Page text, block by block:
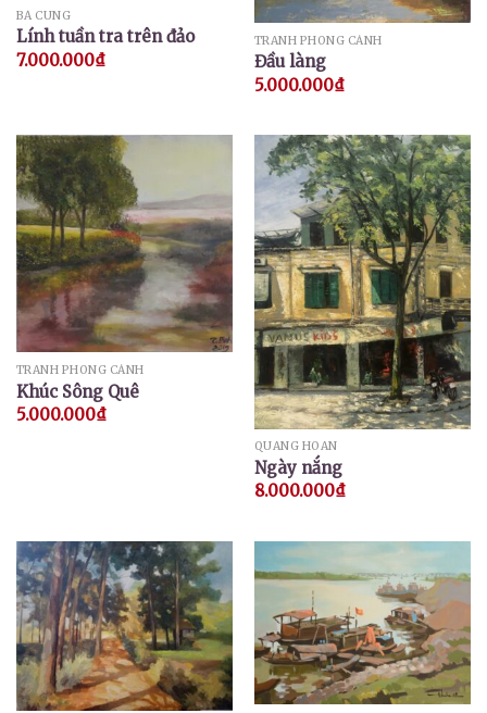
BÁ CUNG
Lính tuần tra trên đảo
7.000.000₫
TRANH PHONG CẢNH
Đầu làng
5.000.000₫
TRANH PHONG CẢNH
Khúc Sông Quê
5.000.000₫
QUANG HOAN
Ngày nắng
8.000.000₫